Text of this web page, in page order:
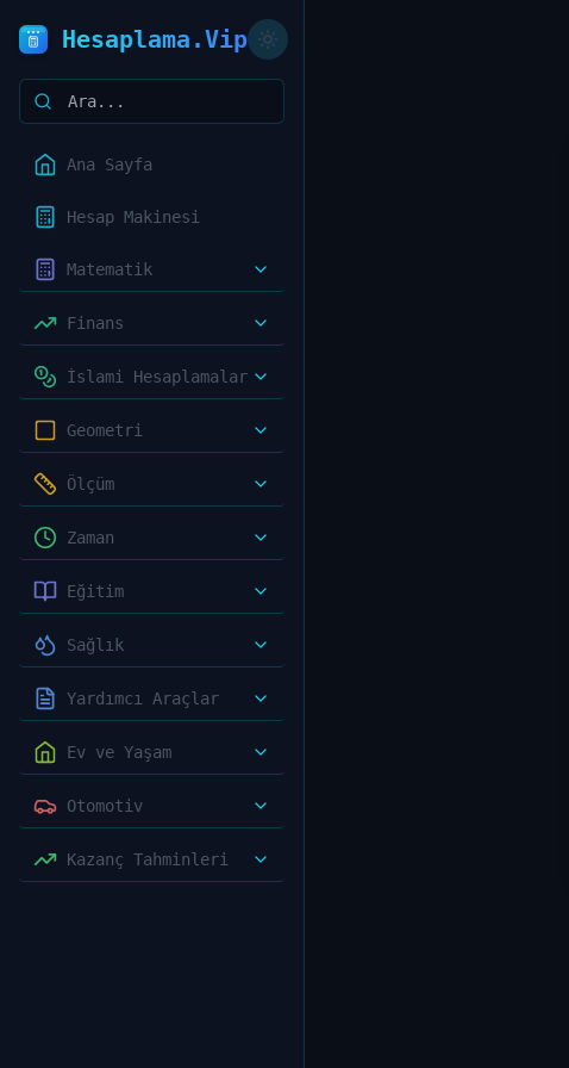
Hesaplama.Vip
Ana Sayfa
Hesap Makinesi
Matematik
Finans
İslami Hesaplamalar
Geometri
Ölçüm
Zaman
Eğitim
Sağlık
Yardımcı Araçlar
Ev ve Yaşam
Otomotiv
Kazanç Tahminleri